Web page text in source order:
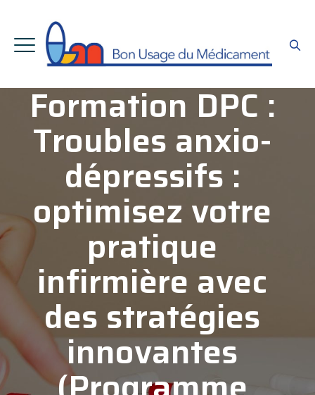
Formation DPC :
Troubles anxio-
dépressifs :
optimisez votre
pratique
infirmière avec
des stratégies
innovantes